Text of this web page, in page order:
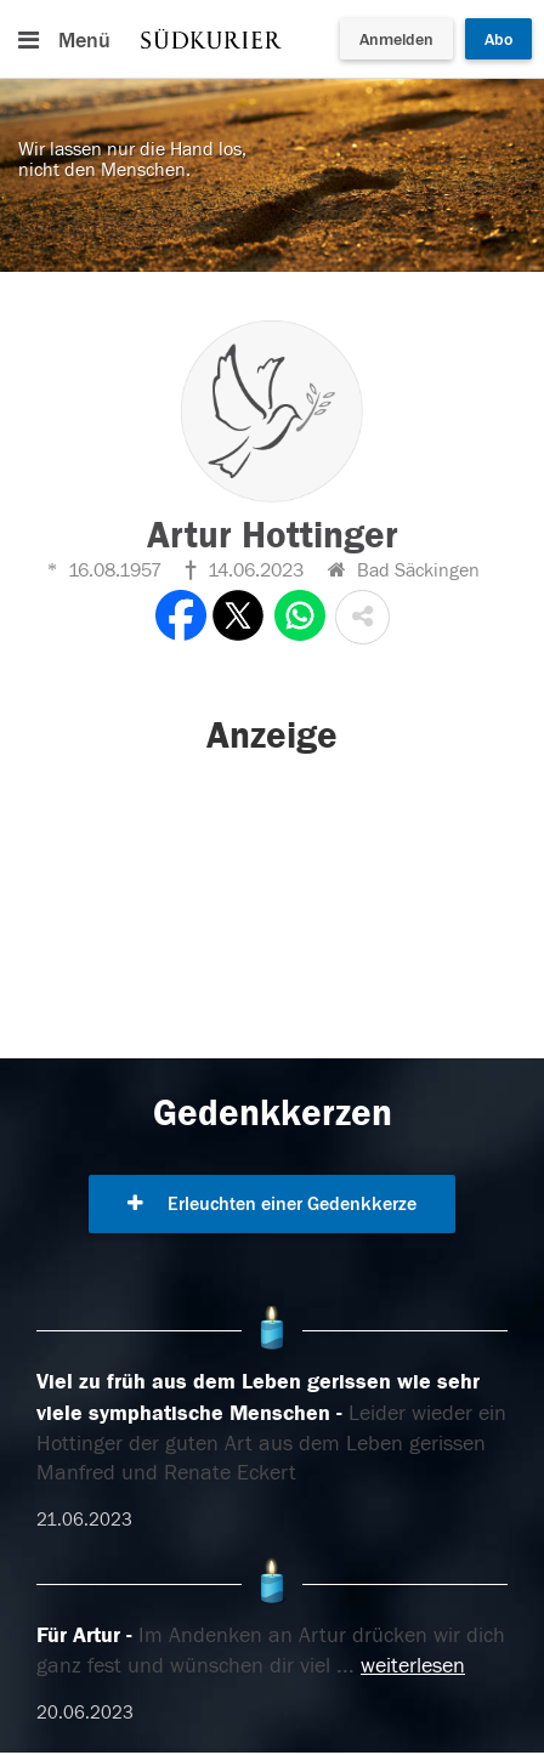
Menü Anmelden Abo
Wir lassen nur die Hand los,
nicht den Menschen.
Artur Hottinger
16.08.1957 14.06.2023 Bad Säckingen
Anzeige
Gedenkkerzen
Erleuchten einer Gedenkkerze
Viel zu früh aus dem Leben gerissen wie sehr
viele symphatische Menschen
Leider wieder ein
Hottinger der guten Art aus dem Leben gerissen
Manfred und Renate Eckert
21.06.2023
Für Artur
Im Andenken an Artur drücken wir dich
ganz fest und wünschen dir viel ... weiterlesen
20.06.2023